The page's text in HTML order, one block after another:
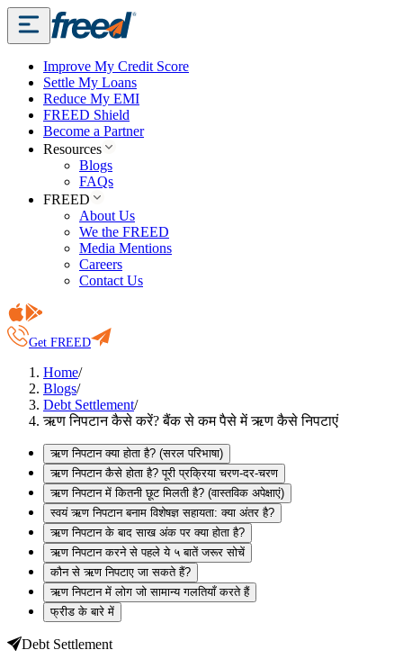
Improve My Credit Score
Settle My Loans
Reduce My EMI
FREED Shield
Become a Partner
Resources
Blogs
FAQs
FREED
About Us
We the FREED
Media Mentions
Careers
Contact Us
Get FREED
Home/
Blogs/
Debt Settlement/
ऋण निपटान कैसे करें? बैंक से कम पैसे में ऋण कैसे निपटाएं
ऋण निपटान क्या होता है? (सरल परिभाषा)
ऋण निपटान कैसे होता है? पूरी प्रक्रिया चरण-दर-चरण
ऋण निपटान में कितनी छूट मिलती है? (वास्तविक अपेक्षाएं)
स्वयं ऋण निपटान बनाम विशेषज्ञ सहायता: क्या अंतर है?
ऋण निपटान के बाद साख अंक पर क्या होता है?
ऋण निपटान करने से पहले ये ५ बातें जरूर सोचें
कौन से ऋण निपटाए जा सकते हैं?
ऋण निपटान में लोग जो सामान्य गलतियाँ करते हैं
फ्रीड के बारे में
Debt Settlement